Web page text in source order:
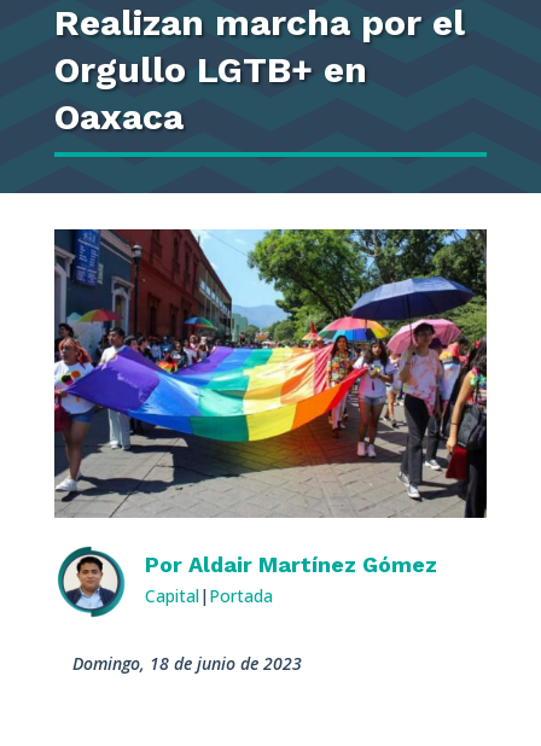
Realizan marcha por el
Orgullo LGTB+ en
Oaxaca
Por Aldair Martínez Gómez
Capital| Portada
domingo, 18 de junio de 2023